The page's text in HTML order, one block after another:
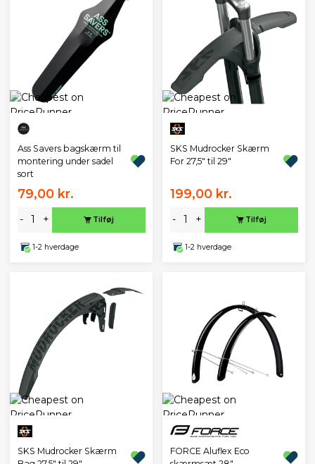
Ass Savers bagskærm til
montering under sadel
sort
79,00 kr.
- + Tilføj
1-2 hverdage
SKS Mudrocker Skærm
For 27,5" til 29"
199,00 kr.
- + Tilføj
1-2 hverdage
SKS Mudrocker Skærm
FORCE Aluflex Eco